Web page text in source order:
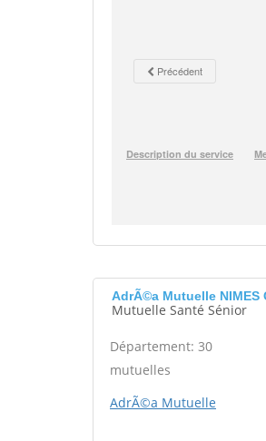
AdrÃ©a Mutuelle NIMES
Mutuelle Santé Sénior
Département: 30
mutuelles
AdrÃ©a Mutuelle